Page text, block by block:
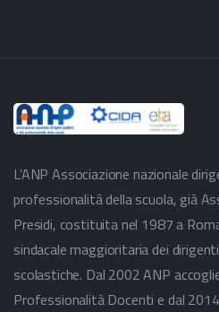
L’ANP Associazione nazionale
professionalità della scuola, già
Presidi, costituita nel 1987 a
sindacale maggioritaria dei
scolastiche. Dal 2002 ANP
Professionalità Docenti e dal